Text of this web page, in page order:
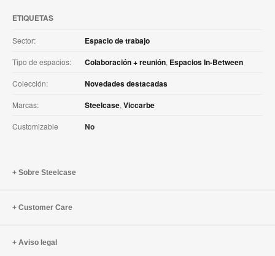
ETIQUETAS
Sector: Espacio de trabajo
Tipo de espacios: Colaboración + reunión, Espacios In-Between
Colección: Novedades destacadas
Marcas: Steelcase, Viccarbe
Customizable No
Sobre Steelcase
Customer Care
Aviso legal